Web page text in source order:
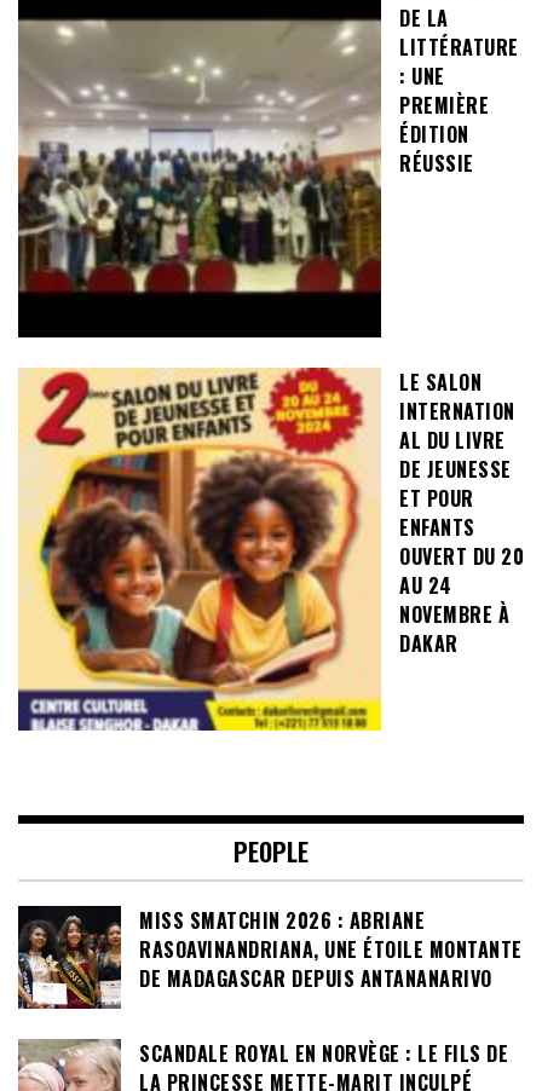
DE LA
LITTÉRATURE
: UNE
PREMIÈRE
ÉDITION
RÉUSSIE
LE SALON
INTERNATION
AL DU LIVRE
DE JEUNESSE
ET POUR
ENFANTS
OUVERT DU 20
AU 24
NOVEMBRE À
DAKAR
PEOPLE
MISS SMATCHIN 2026 : ABRIANE
RASOAVINANDRIANA, UNE ÉTOILE MONTANTE
DE MADAGASCAR DEPUIS ANTANANARIVO
SCANDALE ROYAL EN NORVÈGE : LE FILS DE
LA PRINCESSE METTE-MARIT INCULPÉ